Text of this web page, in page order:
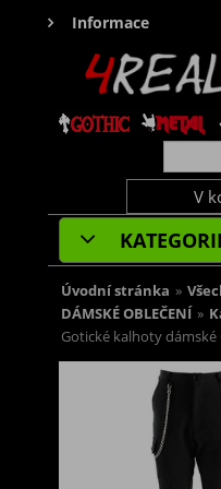
Informace
V
Úvodní stránka »
DÁMSKÉ OBLEČENÍ »
Gotické kalhoty dámské